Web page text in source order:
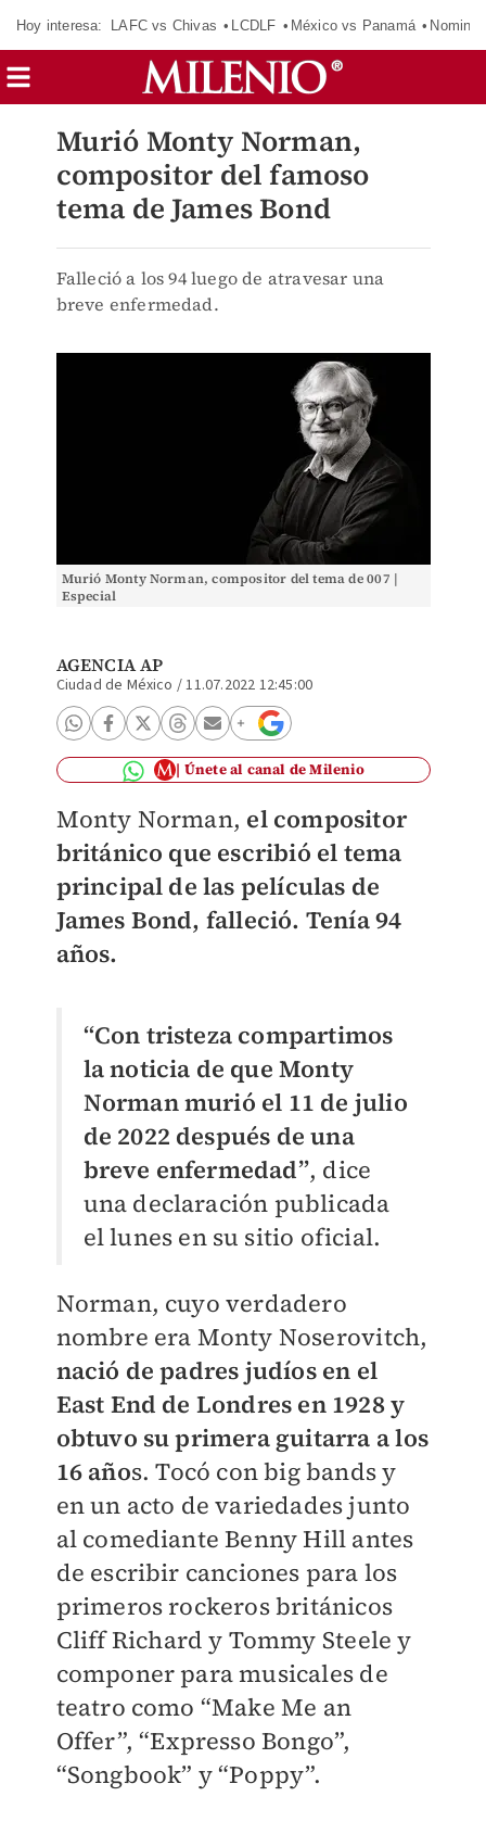
Hoy interesa: LAFC vs Chivas LCDLF México vs Panamá
Murió Monty Norman,
compositor del famoso
tema de James Bond
Falleció a los 94 luego de atravesar una
breve enfermedad.
Murió Monty Norman, compositor del tema de 007 |
Especial
AGENCIA AP
Ciudad de México /11.07.2022 12:45:00
Únete al canal de Milenio
Monty Norman, el compositor
británico que escribió el tema
principal de las películas de
James Bond, falleció. Tenía 94
años.
“Con tristeza compartimos
la noticia de que Monty
Norman murió el 11 de julio
de 2022 después de una
breve enfermedad”, dice
una declaración publicada
el lunes en su sitio oficial.
Norman, cuyo verdadero
nombre era Monty Noserovitch,
nació de padres judíos en el
East End de Londres en 1928 y
obtuvo su primera guitarra a los
16 años. Tocó con big bands y
en un acto de variedades junto
al comediante Benny Hill antes
de escribir canciones para los
primeros rockeros británicos
Cliff Richard y Tommy Steele y
componer para musicales de
teatro como “Make Me an
Offer”, “Expresso Bongo”,
“Songbook” y “Poppy”.